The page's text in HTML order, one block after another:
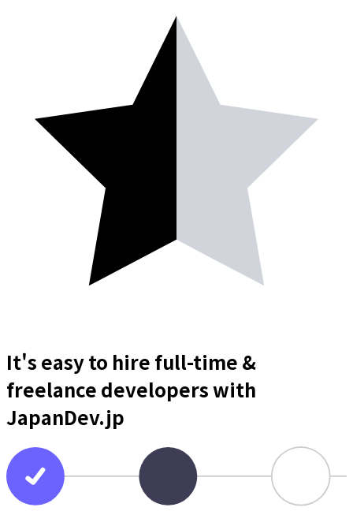
It's easy to hire full-time &
freelance developerswith
JapanDev.jp